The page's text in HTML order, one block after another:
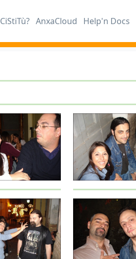
CiStiTù? AnxaCloud Help'n Docs